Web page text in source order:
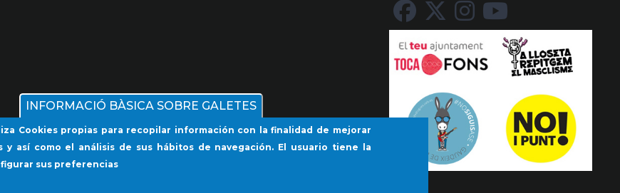
INFORMACIÓ BÀSICA SOBRE GALETES
Cookies propias para recopilar información con la finalidad de mejorar
y así como el análisis de sus hábitos de navegación. El usuario tiene la
sus preferencias